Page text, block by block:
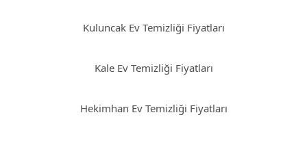
Kuluncak Ev Temizliği Fiyatları
Kale Ev Temizliği Fiyatları
Hekimhan Ev Temizliği Fiyatları